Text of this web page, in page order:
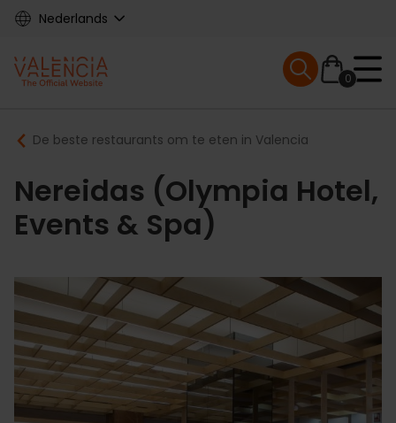
Skip
content
Nederlands
Main
navigation
0
Mobile menu
Breadcrumb
De beste restaurants om te eten in Valencia
Nereidas (Olympia Hotel,
Events & Spa)